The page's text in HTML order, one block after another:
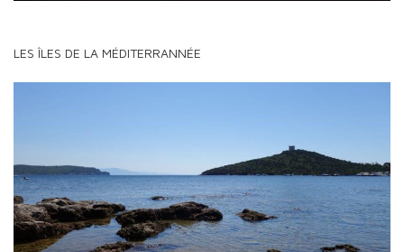
LES ÎLES DE LA MÉDITERRANNÉE